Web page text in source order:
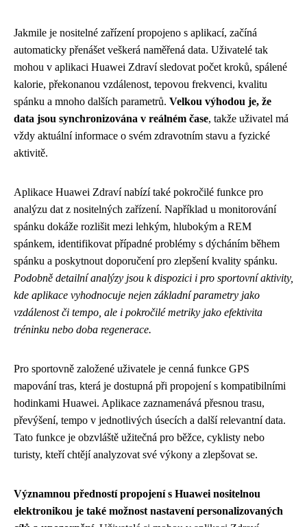
Jakmile je nositelné zařízení propojeno s aplikací, začíná
automaticky přenášet veškerá naměřená data. Uživatelé tak
mohou v aplikaci Huawei Zdraví sledovat počet kroků, spálené
kalorie, překonanou vzdálenost, tepovou frekvenci, kvalitu
spánku a mnoho dalších parametrů. Velkou výhodou je, že
data jsou synchronizována v reálném čase, takže uživatel má
vždy aktuální informace o svém zdravotním stavu a fyzické
aktivitě.
Aplikace Huawei Zdraví nabízí také pokročilé funkce pro
analýzu dat z nositelných zařízení. Například u monitorování
spánku dokáže rozlišit mezi lehkým, hlubokým a REM
spánkem, identifikovat případné problémy s dýcháním během
spánku a poskytnout doporučení pro zlepšení kvality spánku.
Podobně detailní analýzy jsou k dispozici i pro sportovní aktivity,
kde aplikace vyhodnocuje nejen základní parametry jako
vzdálenost či tempo, ale i pokročilé metriky jako efektivita
tréninku nebo doba regenerace.
Pro sportovně založené uživatele je cenná funkce GPS
mapování tras, která je dostupná při propojení s kompatibilními
hodinkami Huawei. Aplikace zaznamenává přesnou trasu,
převýšení, tempo v jednotlivých úsecích a další relevantní data.
Tato funkce je obzvláště užitečná pro běžce, cyklisty nebo
turisty, kteří chtějí analyzovat své výkony a zlepšovat se.
Významnou předností propojení s Huawei nositelnou
elektronikou je také možnost nastavení personalizovaných